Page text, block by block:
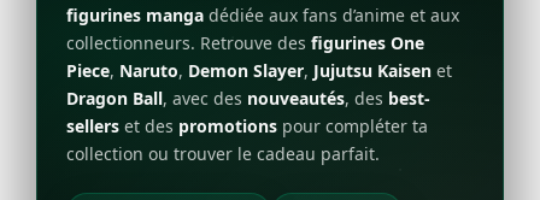
figurines manga dédiée aux fans d’anime et aux
collectionneurs. Retrouve des figurines One
Piece, Naruto, Demon Slayer, Jujutsu Kaisen et
Dragon Ball, avec des nouveautés, des best-
sellers et des promotions pour compléter ta
collection ou trouver le cadeau parfait.